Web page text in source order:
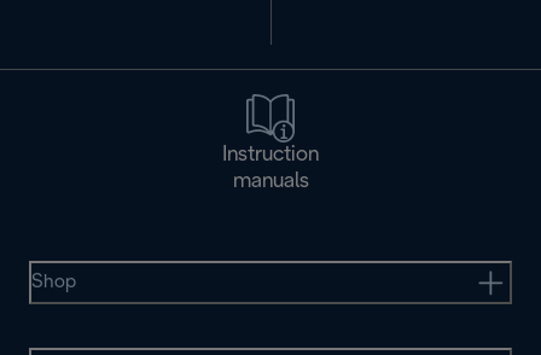
Instruction
manuals
Shop